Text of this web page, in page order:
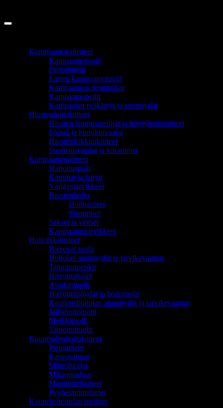
Kampaamokalusteet
Kampaamotuolit
Parturituolit
Lasten kampaamotuolit
Kampaamon pesupaikat
Kampaamopeilit
Kampaajan työkärryt ja apupöydät
Hiustenhoitolaitteet
Hiusten lämpösäteilijät ja höyryhoitolaitteet
Föönit ja kupukuivaajat
Hiustenleikkuukoneet
Suoristusraudat ja kihartimet
Kampaamotuotteet
Harjoituspäät
Kammat ja harjat
Värjäystarvikkeet
Hiustenhoito
Hoitoaineet
Shampoot
Sakset ja veitset
Kampaamotarvikkeet
Hoitolakalusteet
Hierovat tuolit
Hoitolan apupöydät ja tarvikevaunut
Tatuointipenkit
Hierontatuolit
Asiakastuolit
Hierontapöydät ja hoitotuolit
Kauneushoitolan apupöydät ja tarvikevaunut
Jalkahoitotuolit
Meikkituolit
Tatuointituolit
Kauneudenhoitolaitteet
Pienlaitteet
Kasvosaunat
Mikrohionta
Mikroneulaus
Monitoimilaitteet
Pyyhelämmittimet
Kauneushoitolan tuotteet